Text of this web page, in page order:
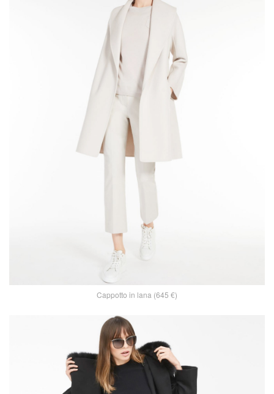
Cappotto in lana (645 €)